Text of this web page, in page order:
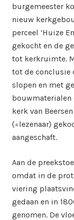
burgemeester
nieuw
perceel ‘Huize
gekocht en de
tot kerkruimte.
tot de conclusie
slopen en met
bouwmaterialen
kerk van
(=lezenaar)
aangeschaft.
Aan de
omdat in de
viering
gedaan en in
genomen. De